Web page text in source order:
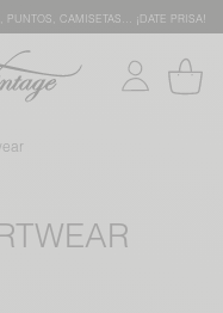
PUNTOS, CAMISETAS… ¡DATE PRISA!